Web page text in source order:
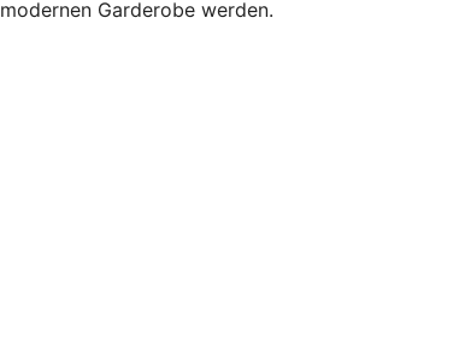
Garderobe werden.